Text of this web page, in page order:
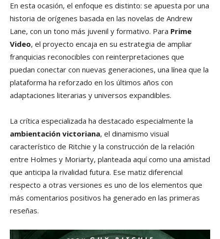
En esta ocasión, el enfoque es distinto: se apuesta por una
historia de orígenes basada en las novelas de Andrew
Lane, con un tono más juvenil y formativo. Para Prime
Video, el proyecto encaja en su estrategia de ampliar
franquicias reconocibles con reinterpretaciones que
puedan conectar con nuevas generaciones, una línea que la
plataforma ha reforzado en los últimos años con
adaptaciones literarias y universos expandibles.
La crítica especializada ha destacado especialmente la
ambientación victoriana, el dinamismo visual
característico de Ritchie y la construcción de la relación
entre Holmes y Moriarty, planteada aquí como una amistad
que anticipa la rivalidad futura. Ese matiz diferencial
respecto a otras versiones es uno de los elementos que
más comentarios positivos ha generado en las primeras
reseñas.